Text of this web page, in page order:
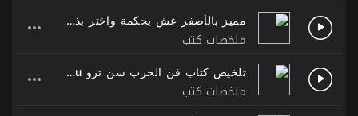
مميز بالأصفر عش بحكمة واختر بذكاء ملخص واقتباسات من كتاب جاكسون براون
ملخصات كتب
تلخيص كتاب فن الحرب سن تزو Art of War Sun Tzu
ملخصات كتب